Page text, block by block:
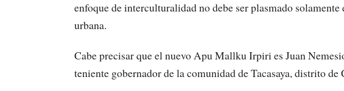
enfoque de interculturalidad no debe ser plasmado
urbana.
Cabe precisar que el nuevo Apu Mallku Irpiri es Juan
teniente gobernador de la comunidad de Tacasaya, distrito